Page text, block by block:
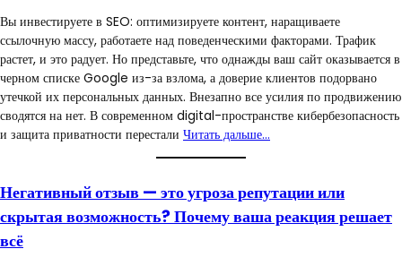
Вы инвестируете в SEO: оптимизируете контент, наращиваете
ссылочную массу, работаете над поведенческими факторами. Трафик
растет, и это радует. Но представьте, что однажды ваш сайт оказывается в
черном списке Google из-за взлома, а доверие клиентов подорвано
утечкой их персональных данных. Внезапно все усилия по продвижению
сводятся на нет. В современном digital-пространстве кибербезопасность
и защита приватности перестали Читать дальше…
Негативный отзыв — это угроза репутации или
скрытая возможность? Почему ваша реакция решает
всё